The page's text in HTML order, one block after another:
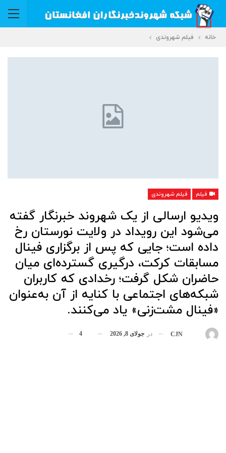
خانه فیلم شهروندی
فیلم فیلم شهروندی
ویدیو ارسالی از یک شهروند خبرنگار گفته
می‌شود این رویداد در ولایت نورستان رخ
داده است؛ جایی که پس از برگزاری فینال
مسابقات کرکت، درگیری گسترده‌ای میان
حاضران شکل گرفت؛ رخدادی که کاربران
شبکه‌های اجتماعی با کنایه از آن به‌عنوان
«فینال مشت‌زنی» یاد می‌کنند.
CJN در جولای 8, 2026 4